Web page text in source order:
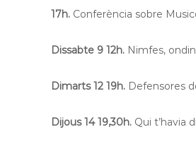
17h. Conferència sobre
Dissabte 9 12h. Nimfes,
Dimarts 12 19h. Defensores
Dijous 14 19,30h. Qui t’havia